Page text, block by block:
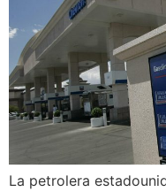
La petrolera